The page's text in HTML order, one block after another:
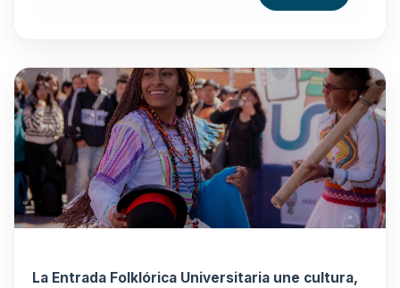
La Entrada Folklórica Universitaria une cultura,